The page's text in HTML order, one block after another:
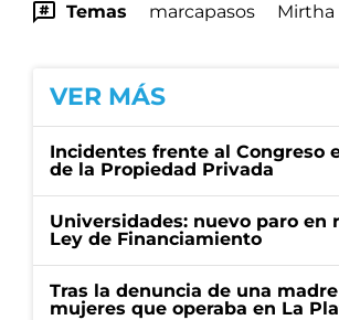
Temas marcapasos Mirtha
VER MÁS
Incidentes frente al Congreso
de la Propiedad Privada
Universidades: nuevo paro
Ley de Financiamiento
Tras la denuncia de una
mujeres que operaba en La